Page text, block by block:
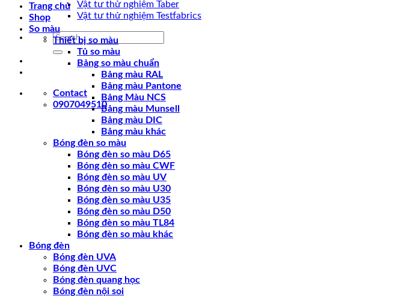
Vật tư thử nghiệm Taber
Vật tư thử nghiệm Testfabrics
Search
for:
Contact
0907049510
Trang chủ
Shop
So màu
Thiết bị so màu
Tủ so màu
Bảng so màu chuẩn
Bảng màu RAL
Bảng màu Pantone
Bảng Màu NCS
Bảng màu Munsell
Bảng màu DIC
Bảng màu khác
Bóng đèn so màu
Bóng đèn so màu D65
Bóng đèn so màu CWF
Bóng đèn so màu UV
Bóng đèn so màu U30
Bóng đèn so màu U35
Bóng đèn so màu D50
Bóng đèn so màu TL84
Bóng đèn so màu khác
Bóng đèn
Bóng đèn UVA
Bóng đèn UVC
Bóng đèn quang học
Bóng đèn nội soi